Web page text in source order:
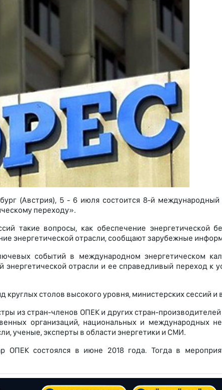
(Австрия), 5 - 6 июля состоится 8-й
переходу».
такие вопросы, как обеспечение энергетической
энергетической отрасли, сообщают зарубежные
событий в международном энергетическом
отрасли и ее справедливый переход к
круглых столов высокого уровня, министерских сессий и
из стран-членов ОПЕК и других стран-
организаций, национальных и международных
ученые, эксперты в области энергетики и СМИ.
ОПЕК состоялся в июне 2018 года. Тогда в